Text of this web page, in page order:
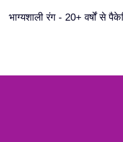
भाग्यशाली रंग - 20+ वर्षों से